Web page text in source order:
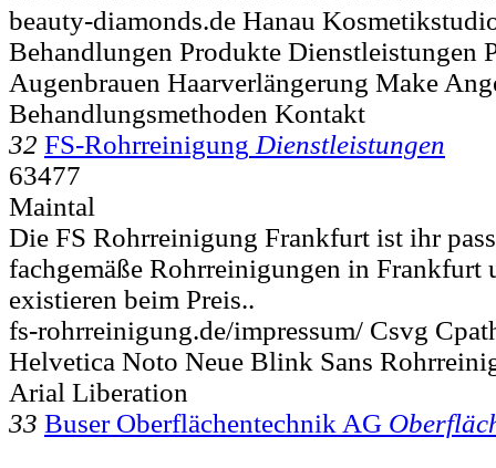
beauty-diamonds.de Hanau
Behandlungen Produkte Dienstleistungen
Augenbrauen Haarverlängerung Make
Behandlungsmethoden Kontakt
32 FS-Rohrreinigung Dienstleistungen
63477
Maintal
Die FS Rohrreinigung Frankfurt ist ihr
fachgemäße Rohrreinigungen in Frankfurt
existieren beim Preis..
fs-rohrreinigung.de/impressum/ Csvg
Helvetica Noto Neue Blink Sans
Arial Liberation
33 Buser Oberflächentechnik AG